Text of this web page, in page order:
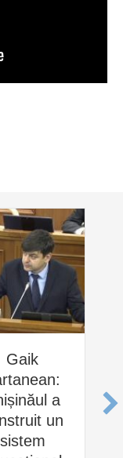
Gaik
a
un
sistem